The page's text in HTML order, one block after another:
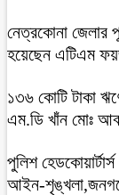
নেত্রকোনা জেলার
হয়েছেন এটিএম
১৩৬ কোটি টাকা
এম.ডি খাঁন মোঃ
পুলিশ
আইন-